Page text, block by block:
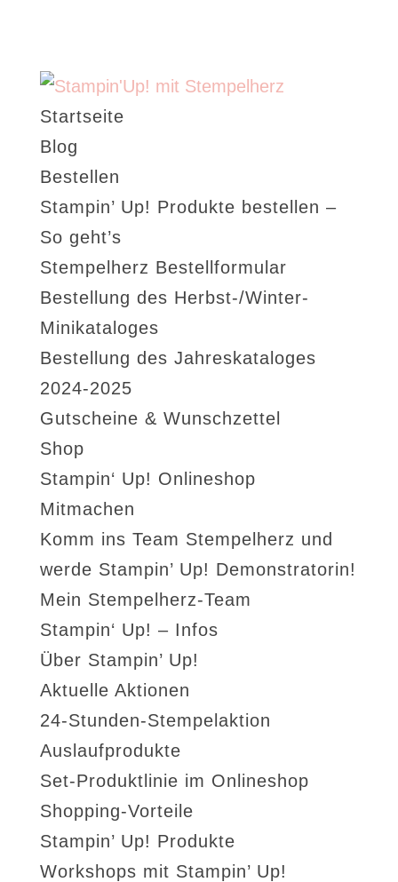
Startseite
Blog
Bestellen
Stampin’ Up! Produkte bestellen –
So geht’s
Stempelherz Bestellformular
Bestellung des Herbst-/Winter-
Minikataloges
Bestellung des Jahreskataloges
2024-2025
Gutscheine & Wunschzettel
Shop
Stampin‘ Up! Onlineshop
Mitmachen
Komm ins Team Stempelherz und
werde Stampin’ Up! Demonstratorin!
Mein Stempelherz-Team
Stampin‘ Up! – Infos
Über Stampin’ Up!
Aktuelle Aktionen
24-Stunden-Stempelaktion
Auslaufprodukte
Set-Produktlinie im Onlineshop
Shopping-Vorteile
Stampin’ Up! Produkte
Workshops mit Stampin’ Up!